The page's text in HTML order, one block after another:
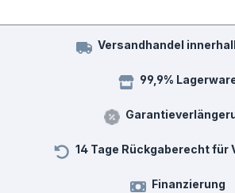
Versandhandel
99,9%
14 Tage Rückgaberecht für
Finanzierung